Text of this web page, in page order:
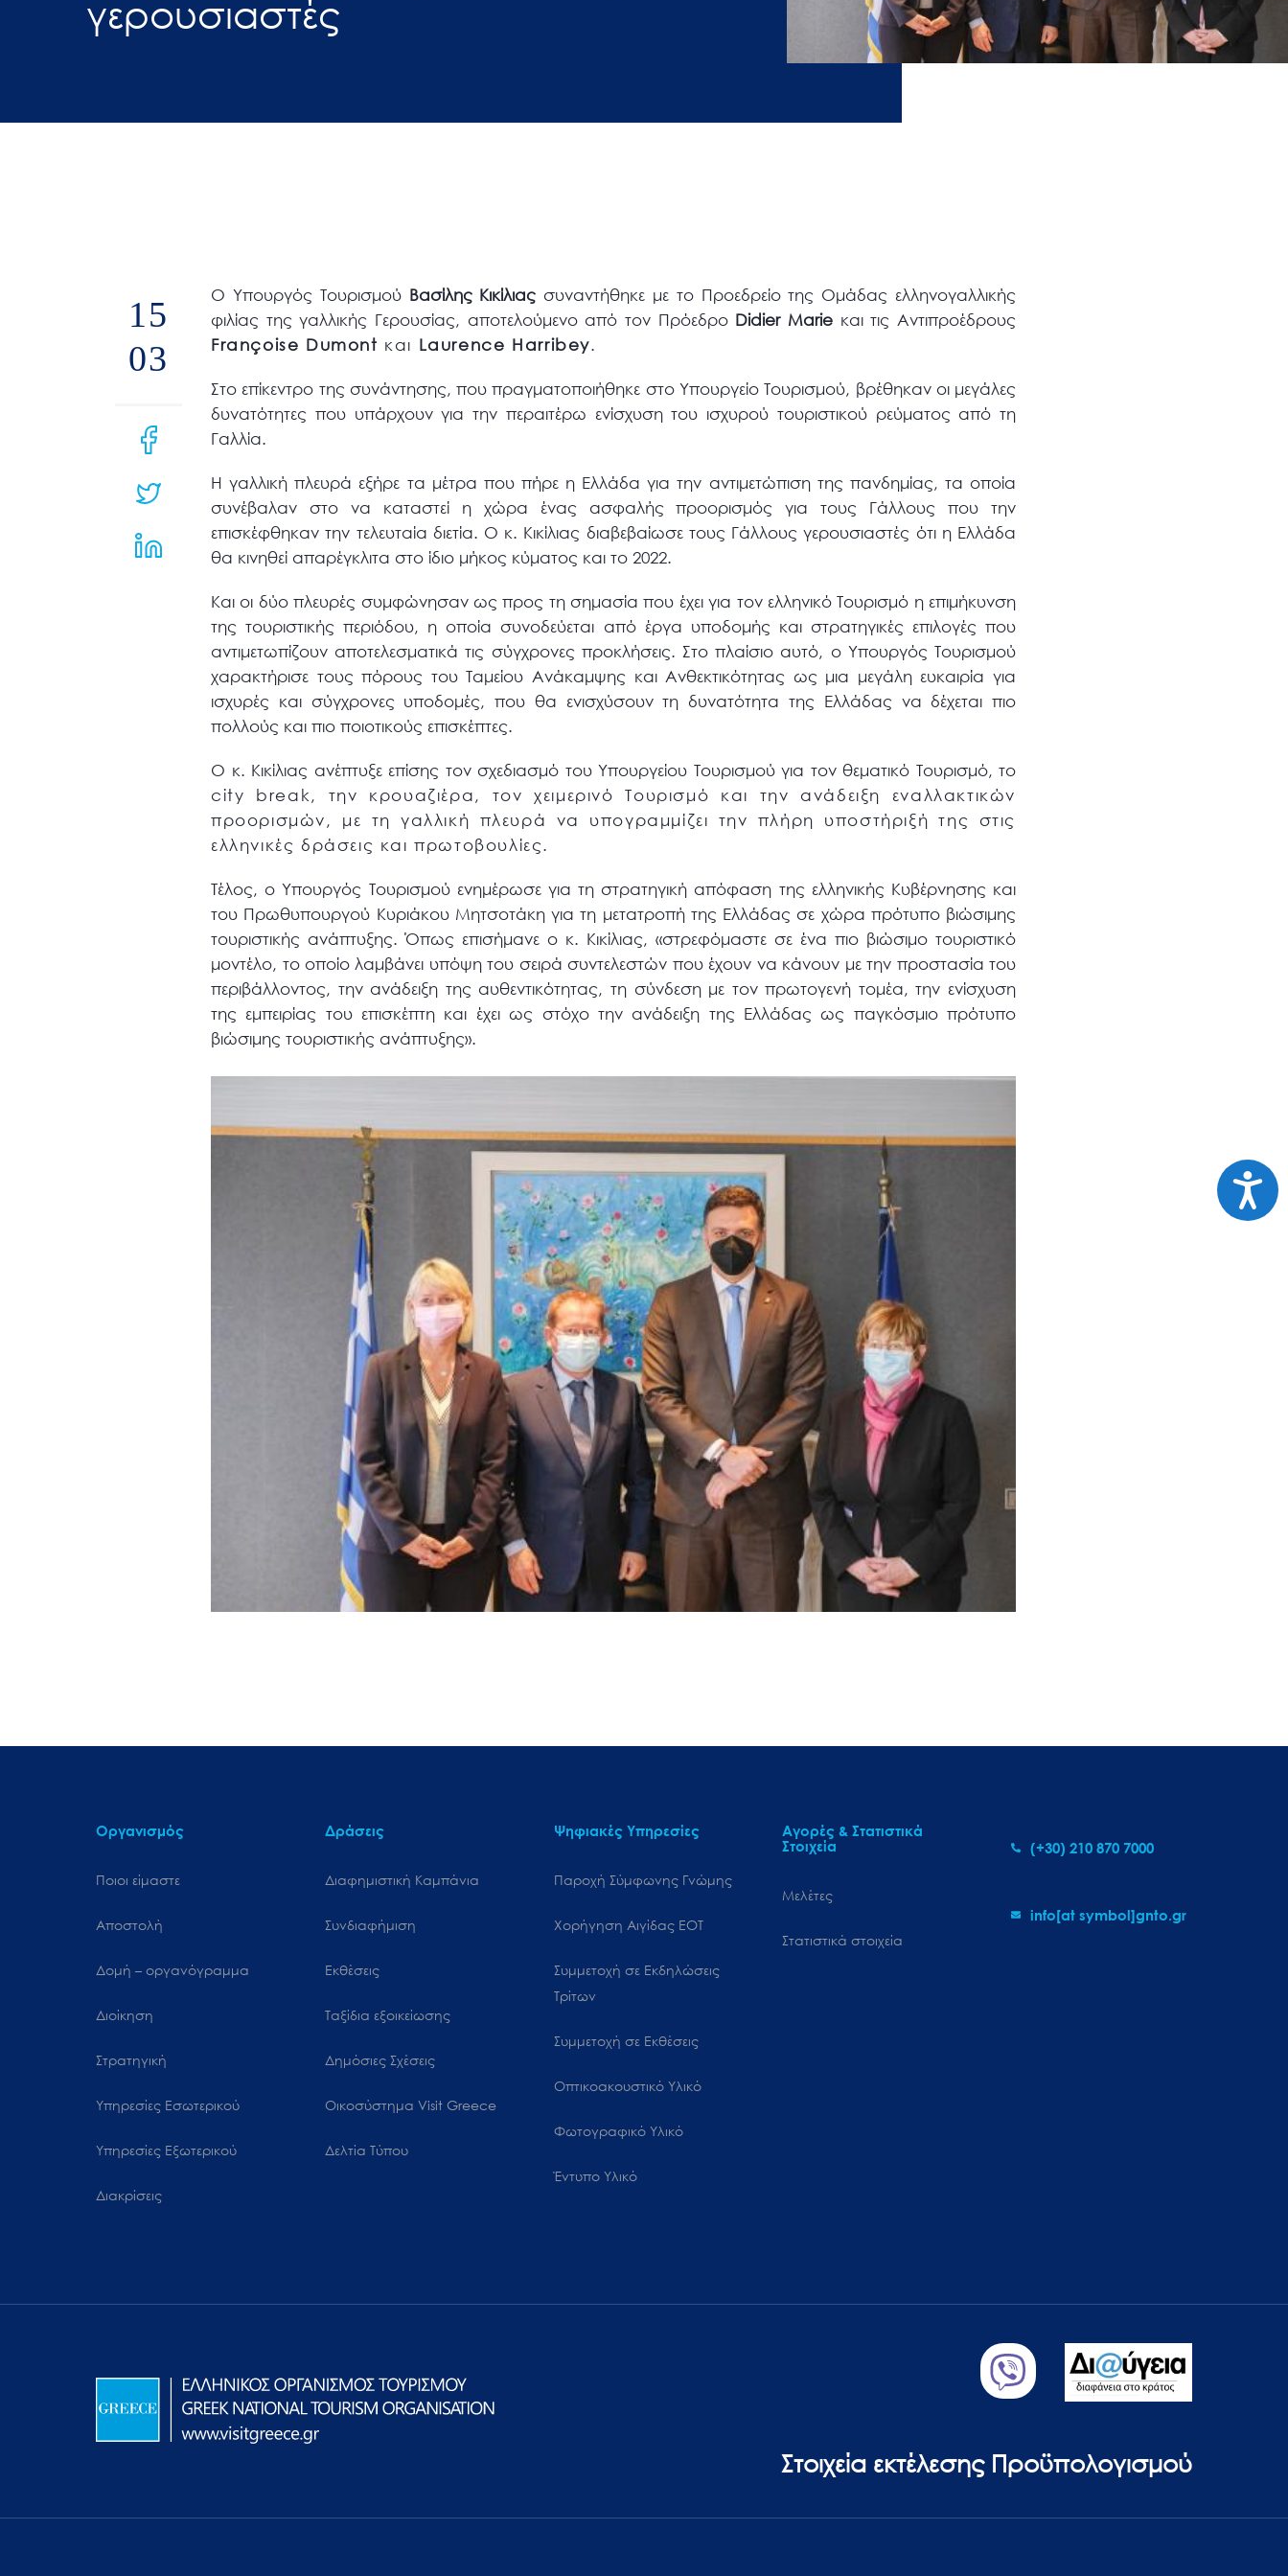
που
γερουσιαστές
15
03
Ο Υπουργός Τουρισμού Βασίλης Κικίλιας συναντήθηκε με το Προεδρείο της Ομάδας ελληνογαλλικής
φιλίας της γαλλικής Γερουσίας, αποτελούμενο από τον Πρόεδρο Didier Marie και τις Αντιπροέδρους
Françoise Dumont και Laurence Harribey.
Στο επίκεντρο της συνάντησης, που πραγματοποιήθηκε στο Υπουργείο Τουρισμού, βρέθηκαν οι μεγάλες
δυνατότητες που υπάρχουν για την περαιτέρω ενίσχυση του ισχυρού τουριστικού ρεύματος από τη
Γαλλία.
Η γαλλική πλευρά εξήρε τα μέτρα που πήρε η Ελλάδα για την αντιμετώπιση της πανδημίας, τα οποία
συνέβαλαν στο να καταστεί η χώρα ένας ασφαλής προορισμός για τους Γάλλους που την
επισκέφθηκαν την τελευταία διετία. Ο κ. Κικίλιας διαβεβαίωσε τους Γάλλους γερουσιαστές ότι η Ελλάδα
θα κινηθεί απαρέγκλιτα στο ίδιο μήκος κύματος και το 2022.
Και οι δύο πλευρές συμφώνησαν ως προς τη σημασία που έχει για τον ελληνικό Τουρισμό η επιμήκυνση
της τουριστικής περιόδου, η οποία συνοδεύεται από έργα υποδομής και στρατηγικές επιλογές που
αντιμετωπίζουν αποτελεσματικά τις σύγχρονες προκλήσεις. Στο πλαίσιο αυτό, ο Υπουργός Τουρισμού
χαρακτήρισε τους πόρους του Ταμείου Ανάκαμψης και Ανθεκτικότητας ως μια μεγάλη ευκαιρία για
ισχυρές και σύγχρονες υποδομές, που θα ενισχύσουν τη δυνατότητα της Ελλάδας να δέχεται πιο
πολλούς και πιο ποιοτικούς επισκέπτες.
Ο κ. Κικίλιας ανέπτυξε επίσης τον σχεδιασμό του Υπουργείου Τουρισμού για τον θεματικό Τουρισμό, το
city
break, την κρουαζιέρα, τον χειμερινό Τουρισμό και την ανάδειξη εναλλακτικών
προορισμών, με τη γαλλική πλευρά να υπογραμμίζει την πλήρη υποστήριξή της στις
ελληνικές δράσεις και πρωτοβουλίες.
Τέλος, ο Υπουργός Τουρισμού ενημέρωσε για τη στρατηγική απόφαση της ελληνικής Κυβέρνησης και
του Πρωθυπουργού Κυριάκου Μητσοτάκη για τη μετατροπή της Ελλάδας σε χώρα πρότυπο βιώσιμης
τουριστικής ανάπτυξης. Όπως επισήμανε ο κ. Κικίλιας, «στρεφόμαστε σε ένα πιο βιώσιμο τουριστικό
μοντέλο, το οποίο λαμβάνει υπόψη του σειρά συντελεστών που έχουν να κάνουν με την προστασία του
περιβάλλοντος, την ανάδειξη της αυθεντικότητας, τη σύνδεση με τον πρωτογενή τομέα, την ενίσχυση
της εμπειρίας του επισκέπτη και έχει ως στόχο την ανάδειξη της Ελλάδας ως παγκόσμιο πρότυπο
βιώσιμης τουριστικής ανάπτυξης».
Οργανισμός
Ποιοι είμαστε
Αποστολή
Δομή – οργανόγραμμα
Διοίκηση
Στρατηγική
Υπηρεσίες Εσωτερικού
Υπηρεσίες Εξωτερικού
Διακρίσεις
Δράσεις
Διαφημιστική Καμπάνια
Συνδιαφήμιση
Εκθέσεις
Ταξίδια εξοικείωσης
Δημόσιες Σχέσεις
Oικοσύστημα Visit Greece
Δελτία Τύπου
Ψηφιακές Υπηρεσίες
Παροχή Σύμφωνης Γνώμης
Χορήγηση Αιγίδας ΕΟΤ
Συμμετοχή σε Εκδηλώσεις
Τρίτων
Συμμετοχή σε Εκθέσεις
Οπτικοακουστικό Υλικό
Φωτογραφικό Υλικό
Έντυπο Υλικό
Αγορές & Στατιστικά
Στοιχεία
Μελέτες
Στατιστικά στοιχεία
(+30) 210 870 7000
info[at symbol]gnto.gr
Στοιχεία εκτέλεσης Προϋπολογισμού